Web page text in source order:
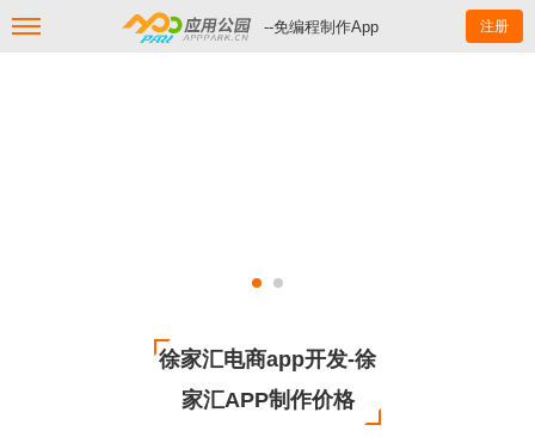
--免编程制作App 注册
徐家汇电商app开发-徐
家汇APP制作价格